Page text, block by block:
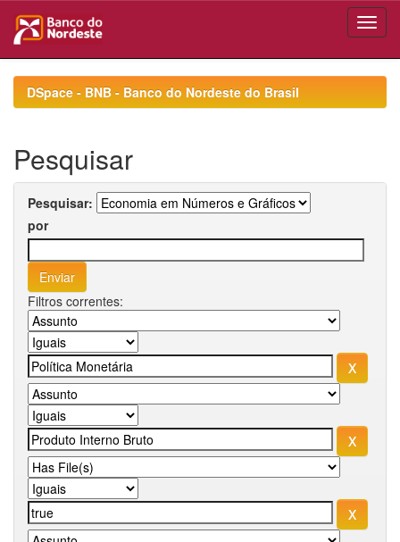
navigationDSpace - BNB - Banco do Nordeste do Brasil
Pesquisar
Pesquisar:
por
Filtros correntes: